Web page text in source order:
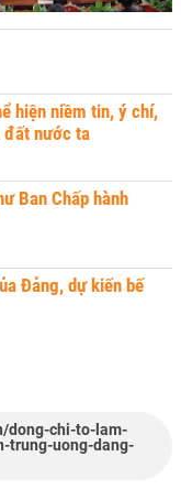
hiện niềm tin, ý chí,
đất nước ta
Ban Chấp hành
Đảng, dự kiến bế
dong-chi-to-lam-
trung-uong-dang-